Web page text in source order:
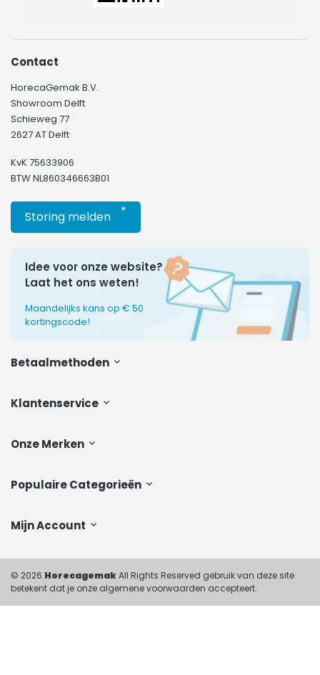
Klantenservice
Onze Merken
Populaire Categorieën
Mijn Account
Contact
HorecaGemak B.V.
Showroom Delft
Schieweg 77
2627 AT Delft
KvK 75633906
BTW NL860346663B01
Storing melden *
Idee voor onze website?
Laat het ons weten!
Maandelijks kans op € 50
kortingscode!
Betaalmethoden
© 2026 HorecagemakAll Rights Reserved gebruik van deze site
betekent dat je onze algemene voorwaarden accepteert.